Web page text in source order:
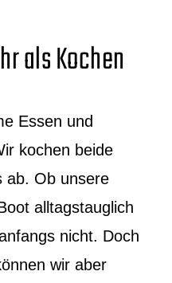
als Kochen
Essen und
kochen beide
ab. Ob unsere
alltagstauglich
nicht. Doch
wir aber